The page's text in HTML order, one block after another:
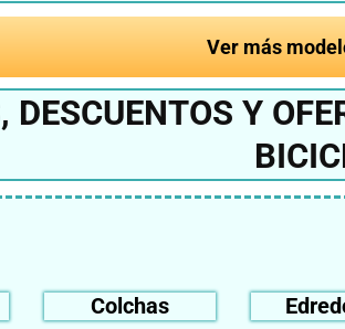
Ver más
DESCUENTOS Y
Colchas